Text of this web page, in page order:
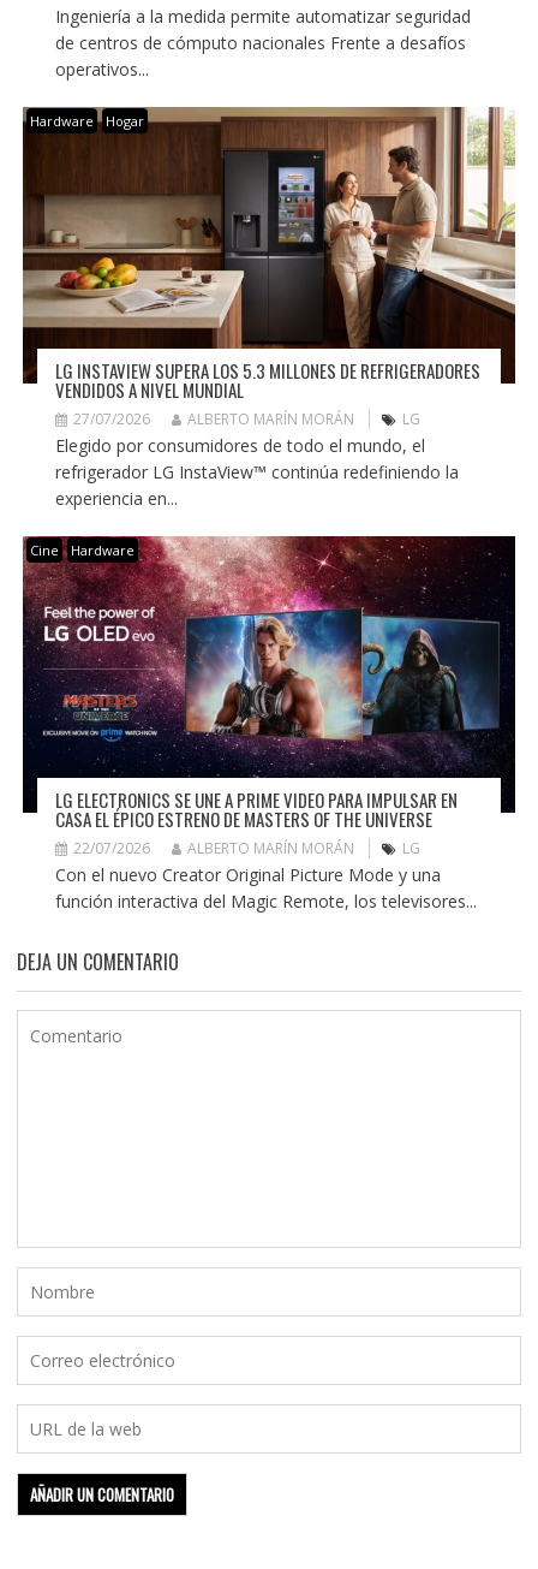
Ingeniería a la medida permite automatizar seguridad
de centros de cómputo nacionales Frente a desafíos
operativos...
Hardware Hogar
LG INSTAVIEW SUPERA LOS 5.3 MILLONES DE REFRIGERADORES
VENDIDOS A NIVEL MUNDIAL
27/07/2026 ALBERTO MARÍN MORÁN LG
Elegido por consumidores de todo el mundo, el
refrigerador LG InstaView™ continúa redefiniendo la
experiencia en...
Cine Hardware
LG ELECTRONICS SE UNE A PRIME VIDEO PARA IMPULSAR EN
CASA EL ÉPICO ESTRENO DE MASTERS OF THE UNIVERSE
22/07/2026 ALBERTO MARÍN MORÁN LG
Con el nuevo Creator Original Picture Mode y una
función interactiva del Magic Remote, los televisores...
DEJA UN COMENTARIO